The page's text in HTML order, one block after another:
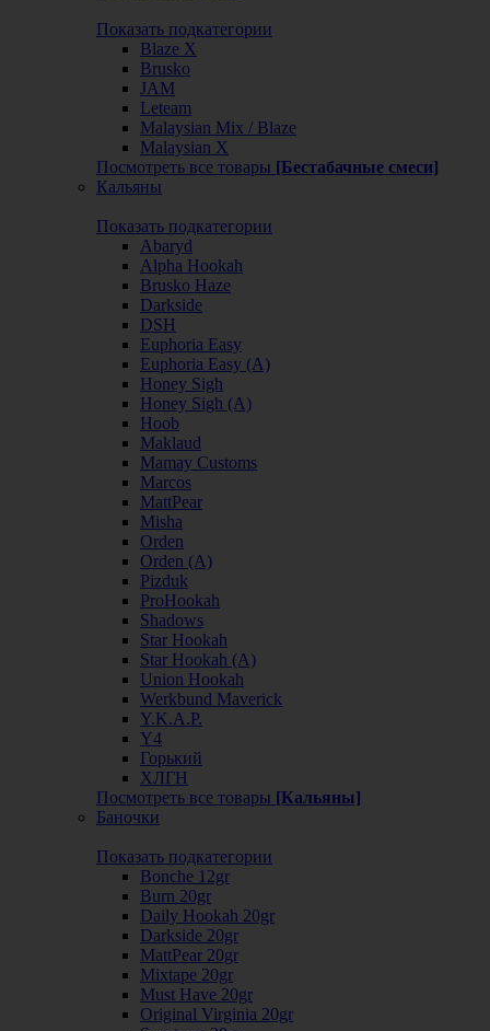
Показать подкатегории
Blaze X
Brusko
JAM
Leteam
Malaysian Mix / Blaze
Malaysian X
Посмотреть все товары [Бестабачные смеси]
Кальяны
Показать подкатегории
Abaryd
Alpha Hookah
Brusko Haze
Darkside
DSH
Euphoria Easy
Euphoria Easy (А)
Honey Sigh
Honey Sigh (А)
Hoob
Maklaud
Mamay Customs
Marcos
MattPear
Misha
Orden
Orden (А)
Pizduk
ProHookah
Shadows
Star Hookah
Star Hookah (А)
Union Hookah
Werkbund Maverick
Y.K.A.P.
Y4
Горький
ХЛГН
Посмотреть все товары [Кальяны]
Баночки
Показать подкатегории
Bonche 12gr
Burn 20gr
Daily Hookah 20gr
Darkside 20gr
MattPear 20gr
Mixtape 20gr
Must Have 20gr
Original Virginia 20gr